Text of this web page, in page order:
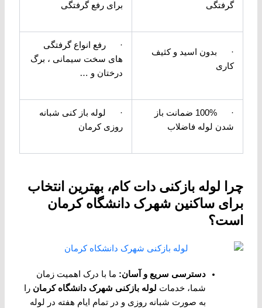
گرفتگی
برای رفع گرفتگی
· بدون اسید و کثیف
کاری
· رفع انواع گرفتگی
های سخت سیمانی ، برگ
درختان و …
· 100% ضمانت باز
شدن لوله فاضلاب
· لوله باز کنی شبانه
روزی کرمان
چرا لوله بازکنی دات کام، بهترین انتخاب
برای ساکنین شهرک دانشگاه کرمان
است؟
دسترسی سریع و آسان: ما با درک اهمیت زمان
شما، خدمات لوله بازکنی شهرک دانشگاه کرمان را
به صورت شبانه روزی و در تمام ایام هفته در لوله